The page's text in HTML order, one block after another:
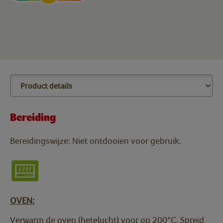
Bereiding
Bereidingswijze: Niet ontdooien voor gebruik.
OVEN:
Verwarm de oven (hetelucht) voor op 200°C. Spreid